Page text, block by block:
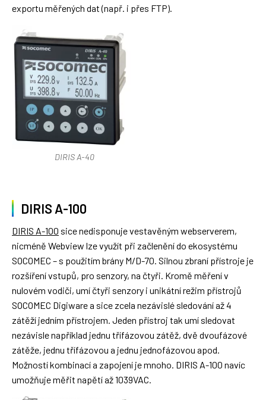
exportu měřených dat (např. i přes FTP).
DIRIS A-40
DIRIS A-100
DIRIS A-100 sice nedisponuje vestavěným webserverem,
nicméně Webview lze využít při začlenění do ekosystému
SOCOMEC – s použitím brány M/D-70. Silnou zbraní přístroje je
rozšíření vstupů, pro senzory, na čtyři. Kromě měření v
nulovém vodiči, umí čtyři senzory i unikátní režim přístrojů
SOCOMEC Digiware a sice zcela nezávislé sledování až 4
zátěží jedním přístrojem. Jeden přístroj tak umí sledovat
nezávisle například jednu třífázovou zátěž, dvě dvoufázové
zátěže, jednu třífázovou a jednu jednofázovou apod.
Možností kombinací a zapojení je mnoho. DIRIS A-100 navíc
umožňuje měřit napětí až 1039VAC.